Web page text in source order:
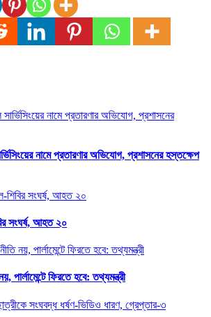
নামে প্রতারণার অভিযোগ, প্রশাসনের হস্তক্ষেপ
সংঘর্ষ, আহত ২০
পার্লামেন্টে ফিরতে হবে: তথ্যমন্ত্রী